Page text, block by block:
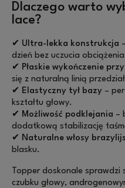
Dlaczego warto
lace?
✔ Ultra-lekka konstrukcja
dzień bez uczucia
✔ Płaskie wykończenie
się z naturalną linią
✔ Elastyczny tył bazy –
kształtu głowy.
✔ Możliwość podklejania –
dodatkową stabilizację
✔ Naturalne włosy
blasku.
Topper doskonale sprawdzi
czubku głowy,